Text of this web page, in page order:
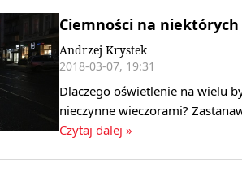
Ciemności na
Andrzej Krystek
2018-03-07, 19:31
Dlaczego oświetlenie na wielu
nieczynne wieczorami?
Czytaj dalej »